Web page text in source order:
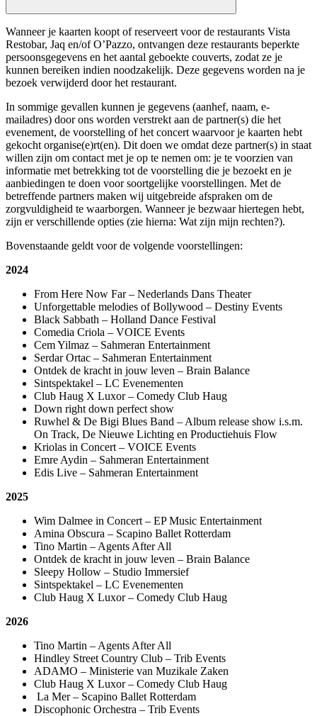
Wanneer je kaarten koopt of reserveert voor de restaurants Vista
Restobar, Jaq en/of O’Pazzo, ontvangen deze restaurants beperkte
persoonsgegevens en het aantal geboekte couverts, zodat ze je
kunnen bereiken indien noodzakelijk. Deze gegevens worden na je
bezoek verwijderd door het restaurant.
In sommige gevallen kunnen je gegevens (aanhef, naam, e-
mailadres) door ons worden verstrekt aan de partner(s) die het
evenement, de voorstelling of het concert waarvoor je kaarten hebt
gekocht organise(e)rt(en). Dit doen we omdat deze partner(s) in staat
willen zijn om contact met je op te nemen om: je te voorzien van
informatie met betrekking tot de voorstelling die je bezoekt en je
aanbiedingen te doen voor soortgelijke voorstellingen. Met de
betreffende partners maken wij uitgebreide afspraken om de
zorgvuldigheid te waarborgen. Wanneer je bezwaar hiertegen hebt,
zijn er verschillende opties (zie hierna: Wat zijn mijn rechten?).
Bovenstaande geldt voor de volgende voorstellingen:
2024
From Here Now Far – Nederlands Dans Theater
Unforgettable melodies of Bollywood – Destiny Events
Black Sabbath – Holland Dance Festival
Comedia Criola – VOICE Events
Cem Yilmaz – Sahmeran Entertainment
Serdar Ortac – Sahmeran Entertainment
Ontdek de kracht in jouw leven – Brain Balance
Sintspektakel – LC Evenementen
Club Haug X Luxor – Comedy Club Haug
Down right down perfect show
Ruwhel & De Bigi Blues Band – Album release show i.s.m.
On Track, De Nieuwe Lichting en Productiehuis Flow
Kriolas in Concert – VOICE Events
Emre Aydin – Sahmeran Entertainment
Edis Live – Sahmeran Entertainment
2025
Wim Dalmee in Concert – EP Music Entertainment
Amina Obscura – Scapino Ballet Rotterdam
Tino Martin – Agents After All
Ontdek de kracht in jouw leven – Brain Balance
Sleepy Hollow – Studio Immersief
Sintspektakel – LC Evenementen
Club Haug X Luxor – Comedy Club Haug
2026
Tino Martin – Agents After All
Hindley Street Country Club – Trib Events
ADAMO – Ministerie van Muzikale Zaken
Club Haug X Luxor – Comedy Club Haug
La Mer – Scapino Ballet Rotterdam
Discophonic Orchestra – Trib Events